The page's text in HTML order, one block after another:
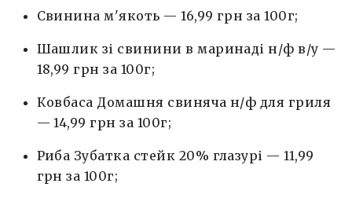
Свинина м'якоть — 16,99 грн за 100г;
Шашлик зі свинини в маринаді н/ф в/у —
18,99 грн за 100г;
Ковбаса Домашня свиняча н/ф для гриля
— 14,99 грн за 100г;
Риба Зубатка стейк 20% глазурі — 11,99
грн за 100г;